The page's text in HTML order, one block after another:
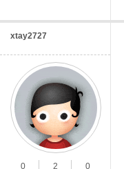
xtay2727
0
2
0